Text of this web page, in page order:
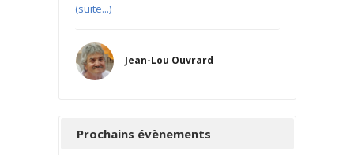
(suite...)
Jean-Lou Ouvrard
Prochains évènements